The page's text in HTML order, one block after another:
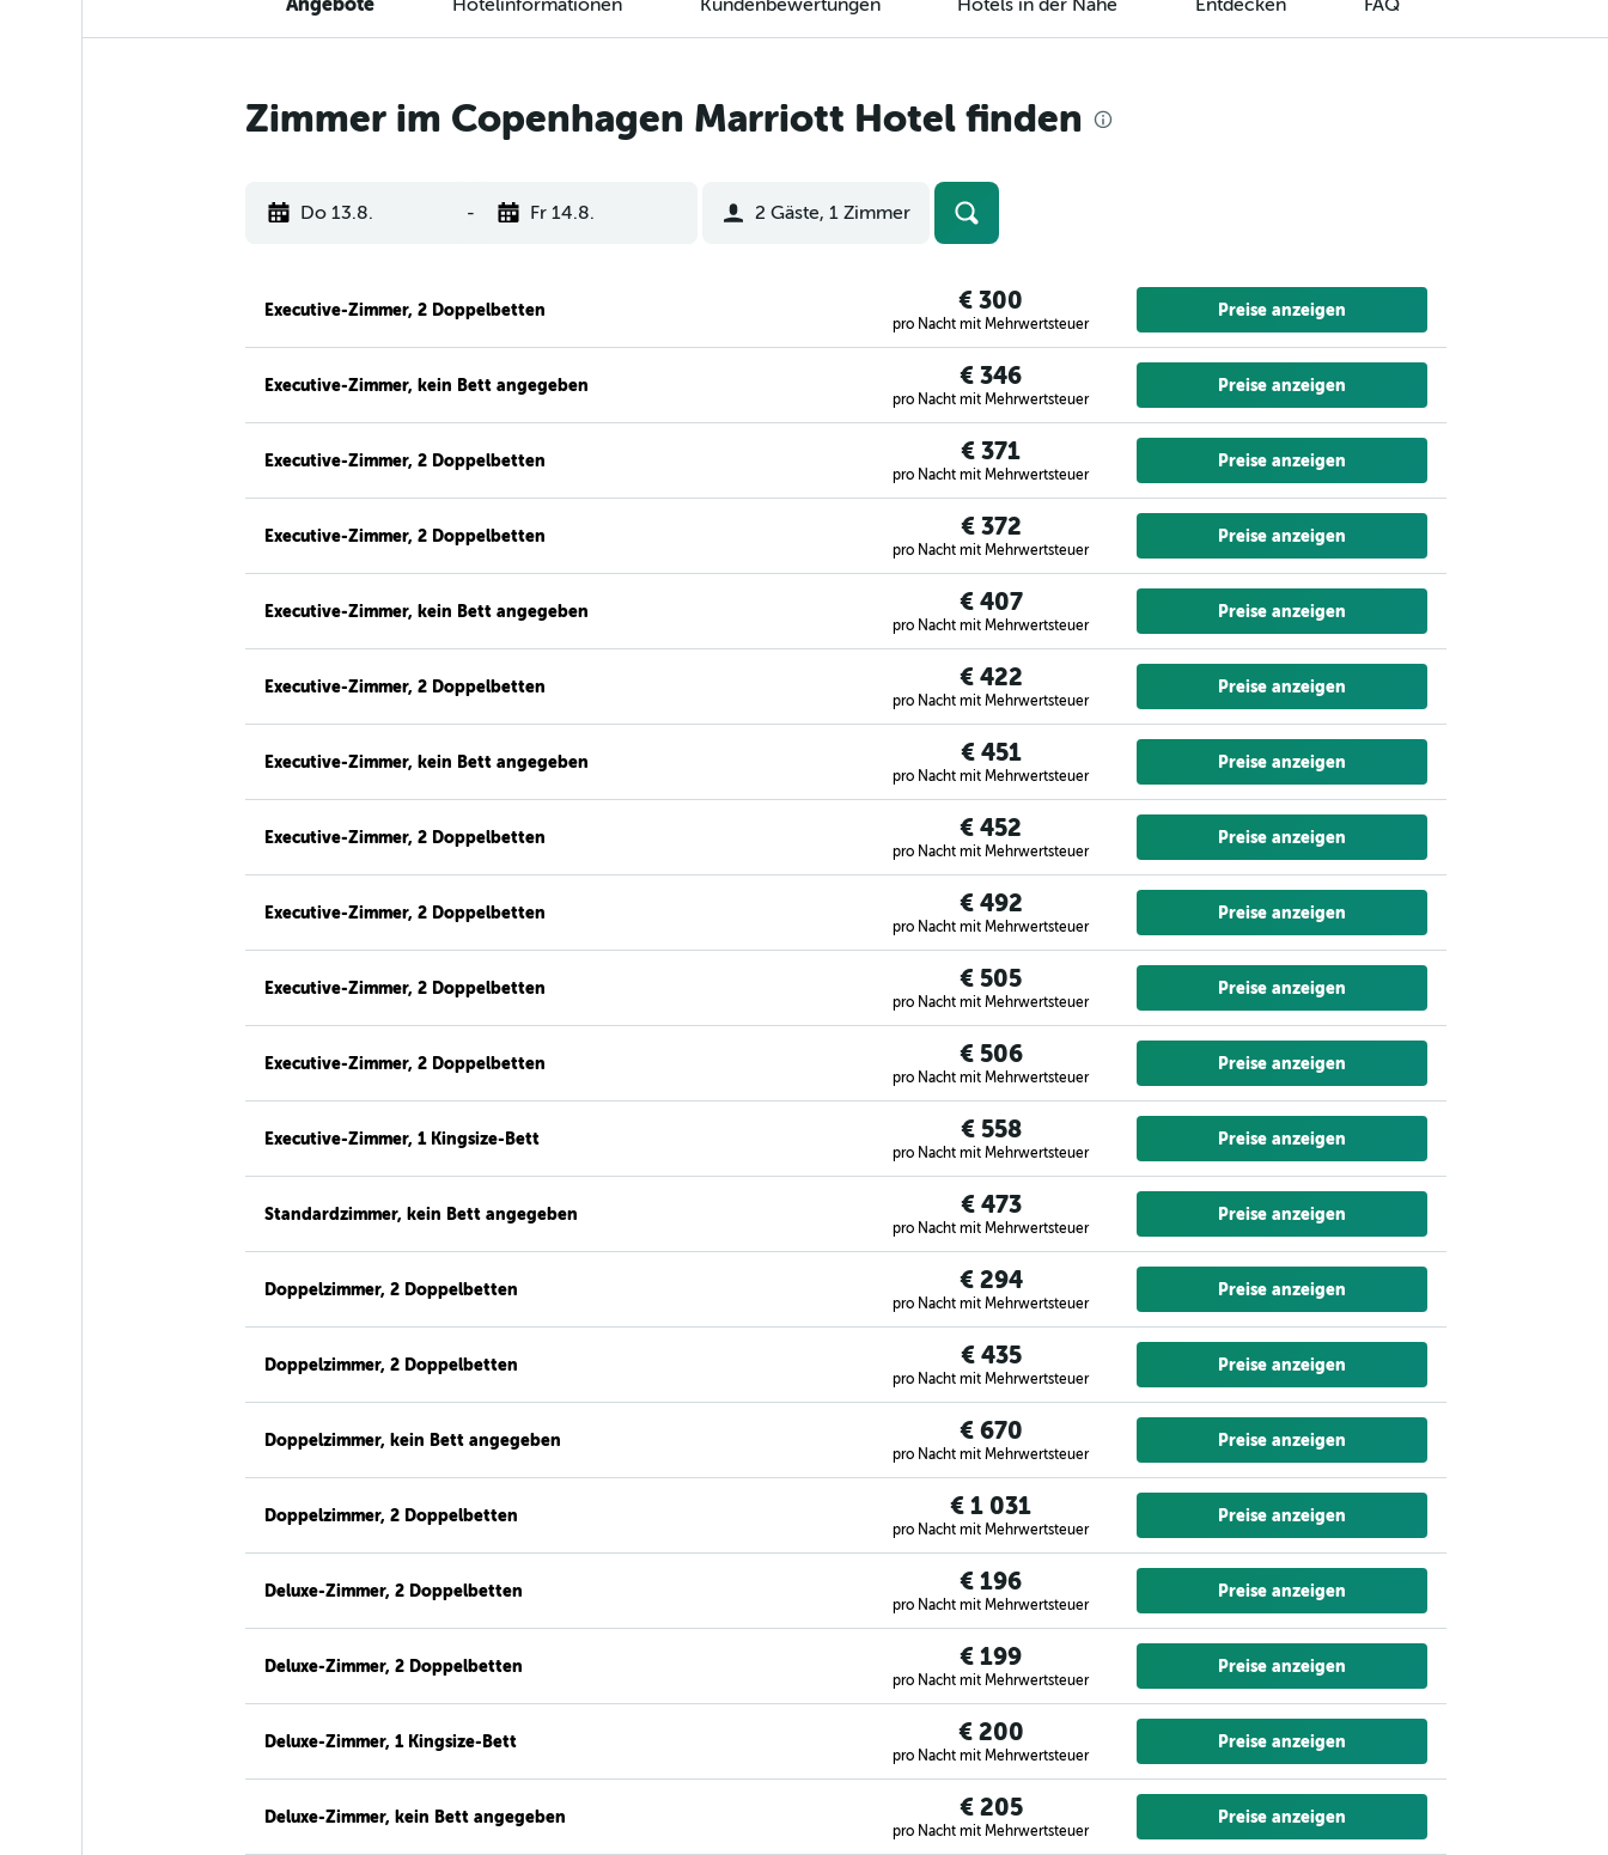
Zimmer im Copenhagen Marriott Hotel finden
Do 13.8. - Fr 14.8. 2 Gäste, 1 Zimmer
Executive-Zimmer, 2 Doppelbetten € 300
pro Nacht mit Mehrwertsteuer
Preise anzeigen
Executive-Zimmer, kein Bett angegeben € 346
pro Nacht mit Mehrwertsteuer
Preise anzeigen
Executive-Zimmer, 2 Doppelbetten € 371
pro Nacht mit Mehrwertsteuer
Preise anzeigen
Executive-Zimmer, 2 Doppelbetten € 372
pro Nacht mit Mehrwertsteuer
Preise anzeigen
Executive-Zimmer, kein Bett angegeben € 407
pro Nacht mit Mehrwertsteuer
Preise anzeigen
Executive-Zimmer, 2 Doppelbetten € 422
pro Nacht mit Mehrwertsteuer
Preise anzeigen
Executive-Zimmer, kein Bett angegeben € 451
pro Nacht mit Mehrwertsteuer
Preise anzeigen
Executive-Zimmer, 2 Doppelbetten € 452
pro Nacht mit Mehrwertsteuer
Preise anzeigen
Executive-Zimmer, 2 Doppelbetten € 492
pro Nacht mit Mehrwertsteuer
Preise anzeigen
Executive-Zimmer, 2 Doppelbetten € 505
pro Nacht mit Mehrwertsteuer
Preise anzeigen
Executive-Zimmer, 2 Doppelbetten € 506
pro Nacht mit Mehrwertsteuer
Preise anzeigen
Executive-Zimmer, 1 Kingsize-Bett € 558
pro Nacht mit Mehrwertsteuer
Preise anzeigen
Standardzimmer, kein Bett angegeben € 473
pro Nacht mit Mehrwertsteuer
Preise anzeigen
Doppelzimmer, 2 Doppelbetten € 294
pro Nacht mit Mehrwertsteuer
Preise anzeigen
Doppelzimmer, 2 Doppelbetten € 435
pro Nacht mit Mehrwertsteuer
Preise anzeigen
Doppelzimmer, kein Bett angegeben € 670
pro Nacht mit Mehrwertsteuer
Preise anzeigen
Doppelzimmer, 2 Doppelbetten € 1 031
pro Nacht mit Mehrwertsteuer
Preise anzeigen
Deluxe-Zimmer, 2 Doppelbetten € 196
pro Nacht mit Mehrwertsteuer
Preise anzeigen
Deluxe-Zimmer, 2 Doppelbetten € 199
pro Nacht mit Mehrwertsteuer
Preise anzeigen
Deluxe-Zimmer, 1 Kingsize-Bett € 200
pro Nacht mit Mehrwertsteuer
Preise anzeigen
Deluxe-Zimmer, kein Bett angegeben € 205
pro Nacht mit Mehrwertsteuer
Preise anzeigen